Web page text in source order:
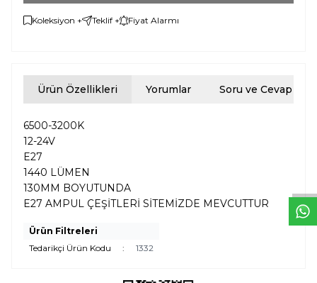
Koleksiyon + Teklif + Fiyat Alarmı
Ürün Özellikleri Yorumlar Soru ve Cevap
6500-3200K
12-24V
E27
1440 LÜMEN
130MM BOYUTUNDA
E27 AMPUL ÇEŞİTLERİ SİTEMİZDE MEVCUTTUR
Ürün Filtreleri
Tedarikçi Ürün Kodu
: 1332